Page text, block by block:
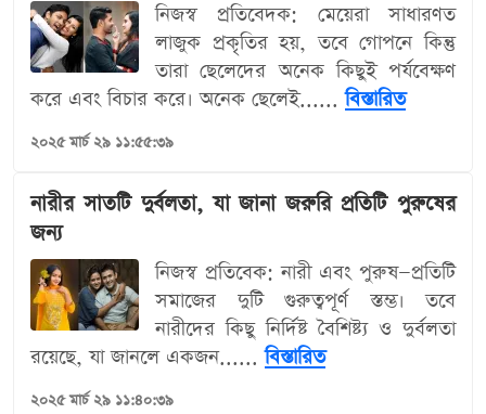
নিজস্ব প্রতিবেদক: মেয়েরা সাধারণত
লাজুক প্রকৃতির হয়, তবে গোপনে কিন্তু
তারা ছেলেদের অনেক কিছুই পর্যবেক্ষণ
করে এবং বিচার করে। অনেক ছেলেই......বিস্তারিত
২০২৫ মার্চ ২৯ ১১:৫৫:৩৯
নারীর সাতটি দুর্বলতা, যা জানা জরুরি প্রতিটি পুরুষের
জন্য
নিজস্ব প্রতিবেক: নারী এবং পুরুষ—প্রতিটি
সমাজের দুটি গুরুত্বপূর্ণ স্তম্ভ। তবে
নারীদের কিছু নির্দিষ্ট বৈশিষ্ট্য ও দুর্বলতা
রয়েছে, যা জানলে একজন......বিস্তারিত
২০২৫ মার্চ ২৯ ১১:৪০:৩৯